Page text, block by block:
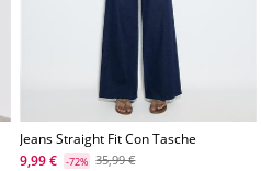
Jeans Straight Fit Con Tasche
9,99 €
-72% 35,99 €